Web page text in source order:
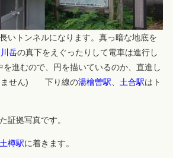
いトンネルになります。真っ暗な地底を
岳の真下をえぐったりして電車は進行し
むので、円を描いているのか、直進し
ません) 下り線の湯檜曽駅 土合駅はト
証拠写真です。
土樽駅に着きます。